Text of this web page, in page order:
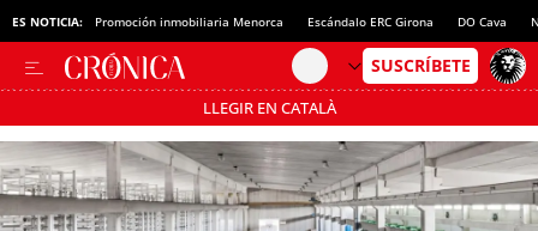
ES NOTICIA: Promoción inmobiliaria Menorca Escándalo ERC Girona DO Cava
LLEGIR EN CATALÀ
Pásate al MODO AHORRO